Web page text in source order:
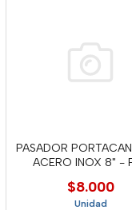
PASADOR
ACERO INOX 8" -
$8.000
Unidad